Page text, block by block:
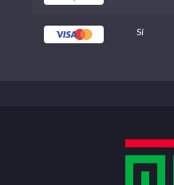
Sí